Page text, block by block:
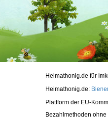
Heimathonig.de für
Heimathonig.de:
Plattform der EU-
Bezahlmethoden ohne